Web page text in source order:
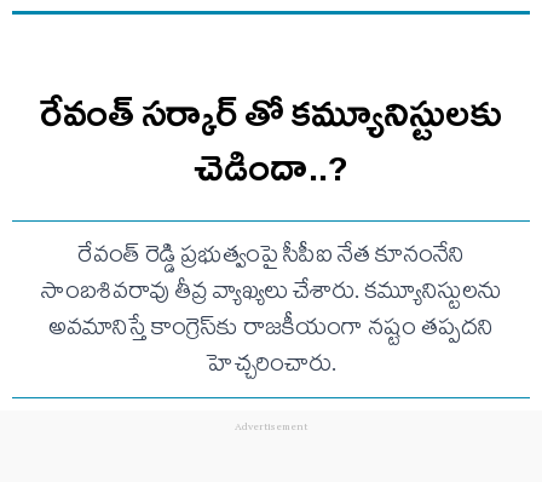
రేవంత్ సర్కార్ తో కమ్యూనిస్టులకు
చెడిందా..?
రేవంత్ రెడ్డి ప్రభుత్వంపై సీపీఐ నేత కూనంనేని
సాంబశివరావు తీవ్ర వ్యాఖ్యలు చేశారు. కమ్యూనిస్టులను
అవమానిస్తే కాంగ్రెస్‌కు రాజకీయంగా నష్టం తప్పదని
హెచ్చరించారు.